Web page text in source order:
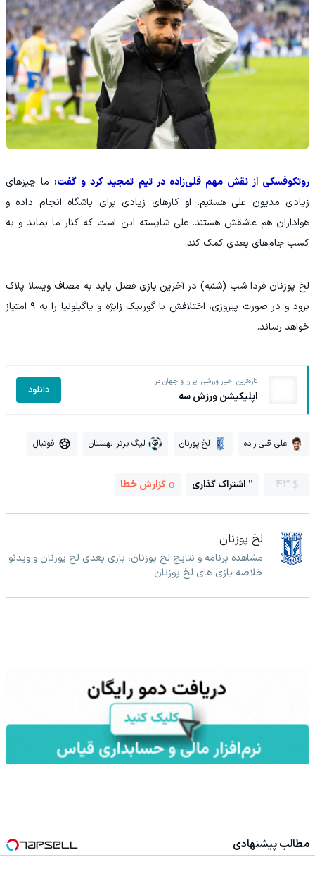
روتکوفسکی از نقش مهم قلی‌زاده در تیم تمجید کرد و گفت: ما چیزهای
زیادی مدیون علی هستیم. او کارهای زیادی برای باشگاه انجام داده و
هواداران هم عاشقش هستند. علی شایسته این است که کنار ما بماند و به
کسب جام‌های بعدی کمک کند.
لخ پوزنان فردا شب (شنبه) در آخرین بازی فصل باید به مصاف ویسلا پلاک
برود و در صورت پیروزی، اختلافش با گورنیک زابژه و یاگیلونیا را به ۹ امتیاز
خواهد رساند.
تازه‌ترین اخبار ورزشی ایران و جهان در
اپلیکیشن ورزش سه دانلود
علی قلی زاده لخ پوزنان لیگ برتر لهستان فوتبال
43 اشتراک گذاری گزارش خطا
لخ پوزنان
مشاهده برنامه و نتایج لخ پوزنان، بازی بعدی لخ پوزنان و ویدئو
خلاصه بازی های لخ پوزنان
مطالب پیشنهادی